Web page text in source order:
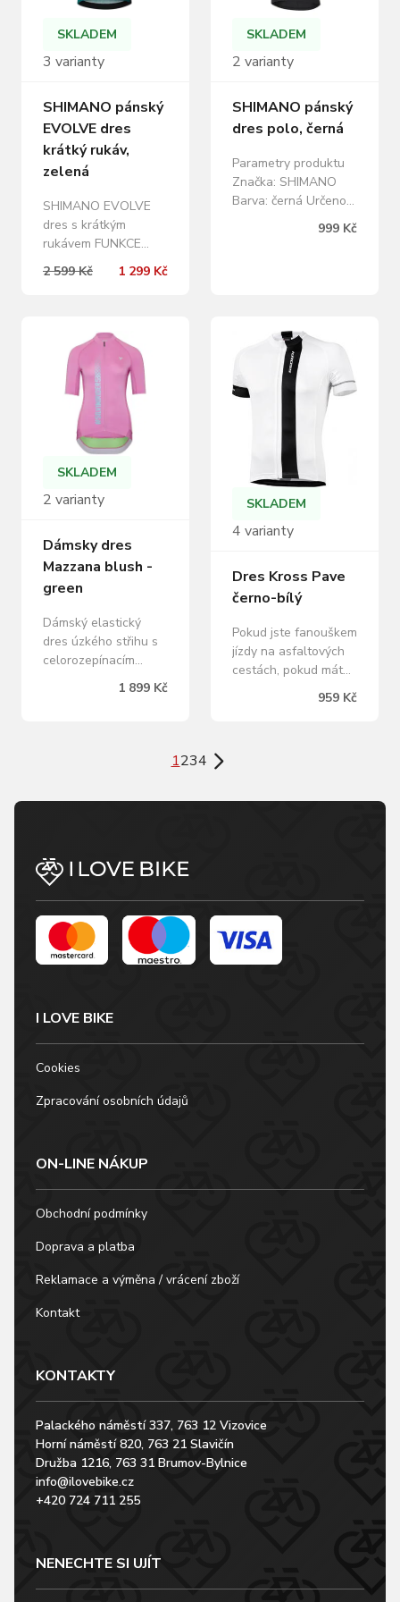
komfort a neomezuje
v pohybu.…
vyrobený z
elastického a
Light…
SKLADEM
3 varianty
SHIMANO pánský
EVOLVE dres
krátký rukáv,
zelená
SHIMANO EVOLVE
dres s krátkým
rukávem FUNKCE
Vyrobeno výhradně z
Anatomický On-body
fit. Dres se třemi
zadními kapsami,
voděodolnou kapsou
pro zabezpečení
cenností a rychle
přístupnou boční
síťovanou kapsou.
Materiál: 85%
2 599 Kč 1 299 Kč
SKLADEM
2 varianty
SHIMANO pánský
dres polo, černá
Parametry produktu
Značka: SHIMANO
Barva: černá Určeno
999 Kč
SKLADEM
2 varianty
Dámsky dres
Mazzana blush -
green
Dámský elastický
dres úzkého střihu s
celorozepínacím
zipem, třemi kapsami
vyrobený z
elastického a
prodyšného
materiálu…
1 899 Kč
SKLADEM
4 varianty
Dres Kross Pave
černo-bílý
Pokud jste fanouškem
jízdy na asfaltových
cestách, pokud máte
nebo pokud jste
laserem ukončenými
959 Kč
1234
I LOVE BIKE
Cookies
Zpracování osobních údajů
ON-LINE NÁKUP
Obchodní podmínky
Doprava a platba
Reklamace a výměna / vrácení zboží
Kontakt
KONTAKTY
Palackého náměstí 337, 763 12 Vizovice
Horní náměstí 820, 763 21 Slavičín
Družba 1216, 763 31 Brumov-Bylnice
info@ilovebike.cz
+420 724 711 255
NENECHTE SI UJÍT